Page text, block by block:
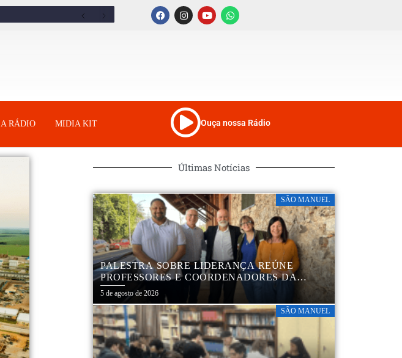
A RÁDIO MIDIA KIT Ouça nossa Rádio
Últimas Notícias
SÃO MANUEL
PALESTRA SOBRE LIDERANÇA REÚNE
PROFESSORES E COORDENADORES DA
REDE MUNICIPAL
5 de agosto de 2026
SÃO MANUEL